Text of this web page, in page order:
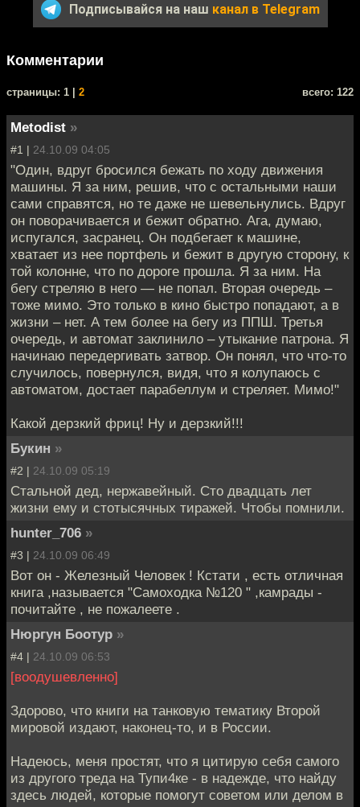
Подписывайся на наш канал в Telegram
Комментарии
cтраницы: 1 | 2 всего: 122
Metodist »
#1 | 24.10.09 04:05
"Один, вдруг бросился бежать по ходу движения
машины. Я за ним, решив, что с остальными наши
сами справятся, но те даже не шевельнулись. Вдруг
он поворачивается и бежит обратно. Ага, думаю,
испугался, засранец. Он подбегает к машине,
хватает из нее портфель и бежит в другую сторону, к
той колонне, что по дороге прошла. Я за ним. На
бегу стреляю в него — не попал. Вторая очередь –
тоже мимо. Это только в кино быстро попадают, а в
жизни – нет. А тем более на бегу из ППШ. Третья
очередь, и автомат заклинило – утыкание патрона. Я
начинаю передергивать затвор. Он понял, что что-то
случилось, повернулся, видя, что я колупаюсь с
автоматом, достает парабеллум и стреляет. Мимо!"
Какой дерзкий фриц! Ну и дерзкий!!!
Букин »
#2 | 24.10.09 05:19
Стальной дед, нержавейный. Сто двадцать лет
жизни ему и стотысячных тиражей. Чтобы помнили.
hunter_706 »
#3 | 24.10.09 06:49
Вот он - Железный Человек ! Кстати , есть отличная
книга ,называется "Самоходка №120 " ,камрады -
почитайте , не пожалеете .
Нюргун Боотур »
#4 | 24.10.09 06:53
[воодушевленно]
Здорово, что книги на танковую тематику Второй
мировой издают, наконец-то, и в России.
Надеюсь, меня простят, что я цитирую себя самого
из другого треда на Тупи4ке - в надежде, что найду
здесь людей, которые помогут советом или делом в